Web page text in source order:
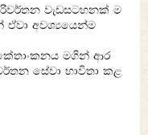
වැඩසටහනක් ම
ඒවා අවශ්‍යයෙන්ම
මගින් ආර
සේවා භාවිතා කළ